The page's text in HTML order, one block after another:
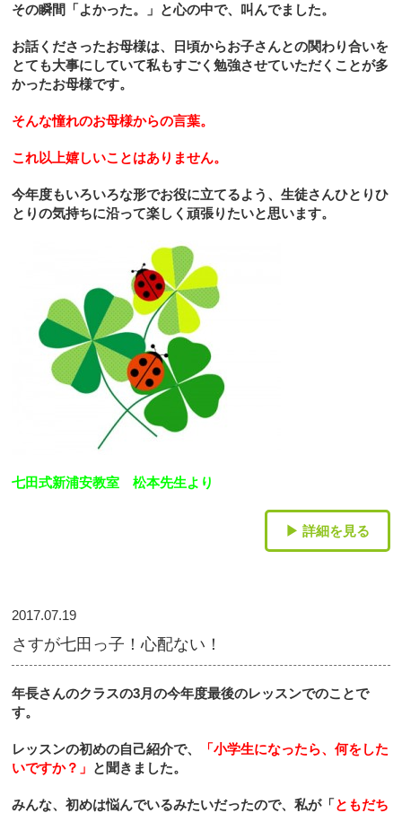
その瞬間「よかった。」と心の中で、叫んでました。
お話くださったお母様は、日頃からお子さんとの関わり合いを
とても大事にしていて私もすごく勉強させていただくことが多
かったお母様です。
そんな憧れのお母様からの言葉。
これ以上嬉しいことはありません。
今年度もいろいろな形でお役に立てるよう、生徒さんひとりひ
とりの気持ちに沿って楽しく頑張りたいと思います。
七田式新浦安教室 松本先生より
▶ 詳細を見る
2017.07.19
さすが七田っ子！心配ない！
年長さんのクラスの3月の今年度最後のレッスンでのことで
す。
レッスンの初めの自己紹介で、
「小学生になったら、何をした
いですか？」 と聞きました。
みんな、初めは悩んでいるみたいだったので、私が「ともだち